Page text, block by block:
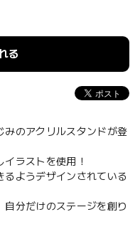
る
みのアクリルスタンドが登
イラストを使用！
ようデザインされている
分だけのステージを創り